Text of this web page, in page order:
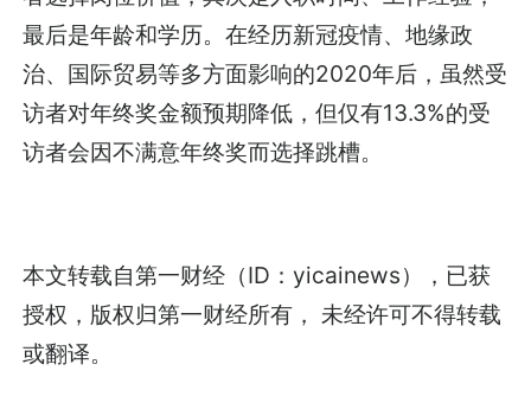
最后是年龄和学历。在经历新冠疫情、地缘政
治、国际贸易等多方面影响的2020年后，虽然受
访者对年终奖金额预期降低，但仅有13.3%的受
访者会因不满意年终奖而选择跳槽。
本文转载自第一财经（ID：yicainews），已获
授权，版权归第一财经所有， 未经许可不得转载
或翻译。